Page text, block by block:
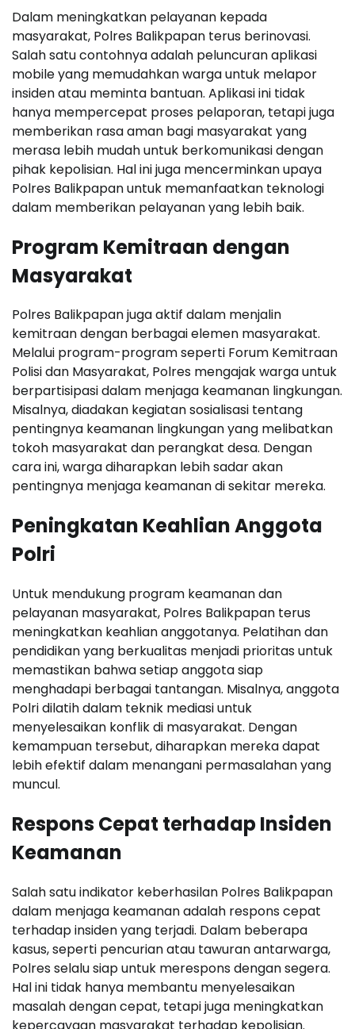
Dalam meningkatkan pelayanan kepada
masyarakat, Polres Balikpapan terus berinovasi.
Salah satu contohnya adalah peluncuran aplikasi
mobile yang memudahkan warga untuk melapor
insiden atau meminta bantuan. Aplikasi ini tidak
hanya mempercepat proses pelaporan, tetapi juga
memberikan rasa aman bagi masyarakat yang
merasa lebih mudah untuk berkomunikasi dengan
pihak kepolisian. Hal ini juga mencerminkan upaya
Polres Balikpapan untuk memanfaatkan teknologi
dalam memberikan pelayanan yang lebih baik.
Program Kemitraan dengan
Masyarakat
Polres Balikpapan juga aktif dalam menjalin
kemitraan dengan berbagai elemen masyarakat.
Melalui program-program seperti Forum Kemitraan
Polisi dan Masyarakat, Polres mengajak warga untuk
berpartisipasi dalam menjaga keamanan lingkungan.
Misalnya, diadakan kegiatan sosialisasi tentang
pentingnya keamanan lingkungan yang melibatkan
tokoh masyarakat dan perangkat desa. Dengan
cara ini, warga diharapkan lebih sadar akan
pentingnya menjaga keamanan di sekitar mereka.
Peningkatan Keahlian Anggota
Polri
Untuk mendukung program keamanan dan
pelayanan masyarakat, Polres Balikpapan terus
meningkatkan keahlian anggotanya. Pelatihan dan
pendidikan yang berkualitas menjadi prioritas untuk
memastikan bahwa setiap anggota siap
menghadapi berbagai tantangan. Misalnya, anggota
Polri dilatih dalam teknik mediasi untuk
menyelesaikan konflik di masyarakat. Dengan
kemampuan tersebut, diharapkan mereka dapat
lebih efektif dalam menangani permasalahan yang
muncul.
Respons Cepat terhadap Insiden
Keamanan
Salah satu indikator keberhasilan Polres Balikpapan
dalam menjaga keamanan adalah respons cepat
terhadap insiden yang terjadi. Dalam beberapa
kasus, seperti pencurian atau tawuran antarwarga,
Polres selalu siap untuk merespons dengan segera.
Hal ini tidak hanya membantu menyelesaikan
masalah dengan cepat, tetapi juga meningkatkan